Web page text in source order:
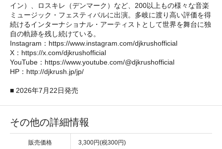
イン）、ロスキレ（デンマーク）など、200以上もの様々な音楽
ミュージック・フェスティバルに出演。多岐に渡り高い評価を得
続けるインターナショナル・アーティストとして世界を舞台に独
自の軌跡を残し続けている。
Instagram：https://www.instagram.com/djkrushofficial
X：https://x.com/djkrushofficial
YouTube：https://www.youtube.com/@djkrushofficial
HP：http://djkrush.jp/jp/
■ 2026年7月22日発売
その他の詳細情報
販売価格 3,300円(税300円)